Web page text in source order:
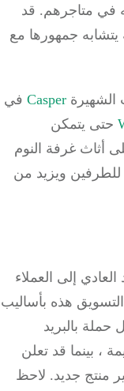
متاجرهم.قد
جمهورها مع
Casperفي
يتمكن
غرفة النوم
ويزيد من
إلى العملاء
هذه بأساليب
بالبريد
بينما قد تعلن
جديد.لاحظ